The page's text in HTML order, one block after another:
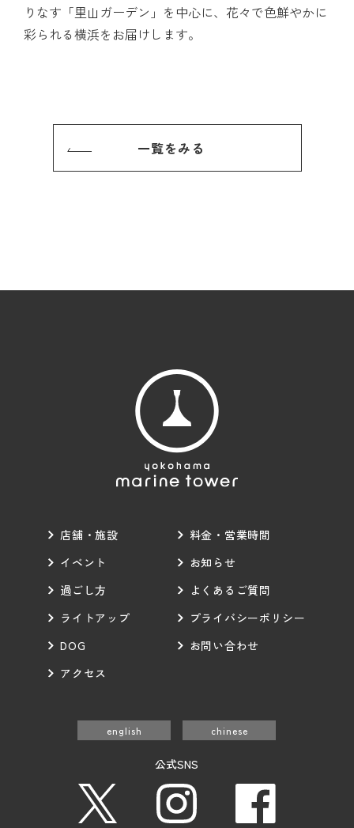
りなす「里山ガーデン」を中心に、花々で色鮮やかに
彩られる横浜をお届けします。
一覧をみる
店舗・施設
イベント
過ごし方
ライトアップ
DOG
アクセス
料金・営業時間
お知らせ
よくあるご質問
プライバシーポリシー
お問い合わせ
english chinese
公式SNS